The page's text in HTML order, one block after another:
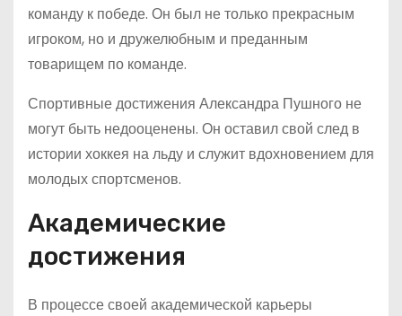
команду к победе. Он был не только прекрасным
игроком, но и дружелюбным и преданным
товарищем по команде.
Спортивные достижения Александра Пушного не
могут быть недооценены. Он оставил свой след в
истории хоккея на льду и служит вдохновением для
молодых спортсменов.
Академические
достижения
В процессе своей академической карьеры